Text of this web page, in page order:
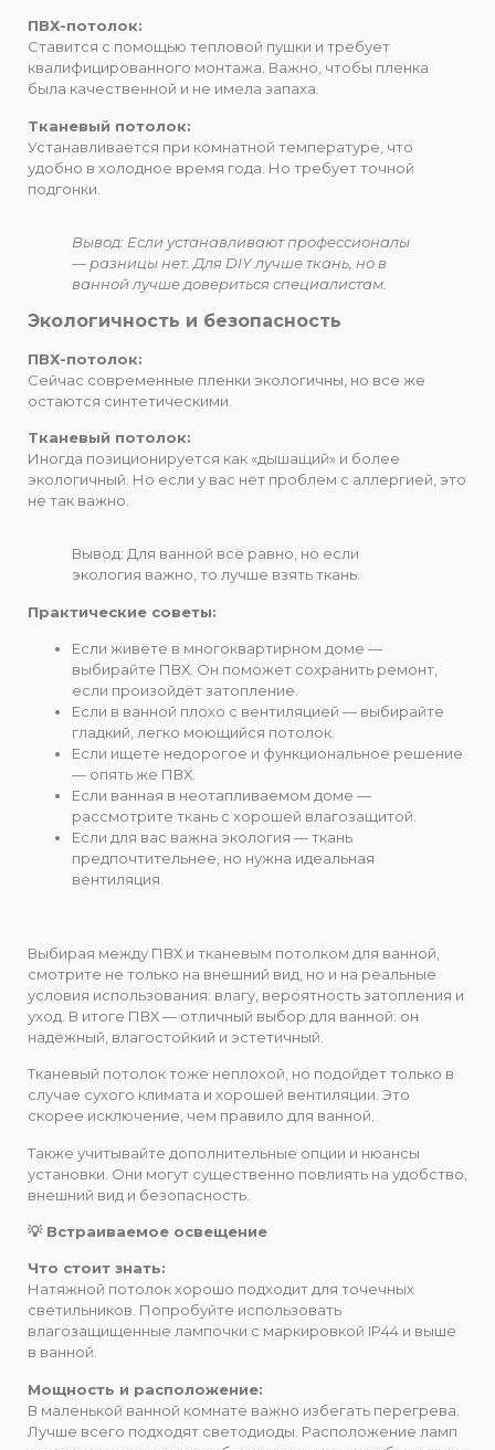
ПВХ-потолок:
Ставится с помощью тепловой пушки и требует
квалифицированного монтажа. Важно, чтобы пленка
была качественной и не имела запаха.
Тканевый потолок:
Устанавливается при комнатной температуре, что
удобно в холодное время года. Но требует точной
подгонки.
Вывод: Если устанавливают профессионалы
— разницы нет. Для DIY лучше ткань, но в
ванной лучше довериться специалистам.
Экологичность и безопасность
ПВХ-потолок:
Сейчас современные пленки экологичны, но все же
остаются синтетическими.
Тканевый потолок:
Иногда позиционируется как «дышащий» и более
экологичный. Но если у вас нет проблем с аллергией, это
не так важно.
Вывод: Для ванной всё равно, но если
экология важно, то лучше взять ткань.
Практические советы:
Если живёте в многоквартирном доме —
выбирайте ПВХ. Он поможет сохранить ремонт,
если произойдёт затопление.
Если в ванной плохо с вентиляцией — выбирайте
гладкий, легко моющийся потолок.
Если ищете недорогое и функциональное решение
— опять же ПВХ.
Если ванная в неотапливаемом доме —
рассмотрите ткань с хорошей влагозащитой.
Если для вас важна экология — ткань
предпочтительнее, но нужна идеальная
вентиляция.
Выбирая между ПВХ и тканевым потолком для ванной,
смотрите не только на внешний вид, но и на реальные
условия использования: влагу, вероятность затопления и
уход. В итоге ПВХ — отличный выбор для ванной: он
надёжный, влагостойкий и эстетичный.
Тканевый потолок тоже неплохой, но подойдет только в
случае сухого климата и хорошей вентиляции. Это
скорее исключение, чем правило для ванной.
Также учитывайте дополнительные опции и нюансы
установки. Они могут существенно повлиять на удобство,
внешний вид и безопасность.
💡 Встраиваемое освещение
Что стоит знать:
Натяжной потолок хорошо подходит для точечных
светильников. Попробуйте использовать
влагозащищенные лампочки с маркировкой IP44 и выше
в ванной.
Мощность и расположение:
В маленькой ванной комнате важно избегать перегрева.
Лучше всего подходят светодиоды. Расположение ламп